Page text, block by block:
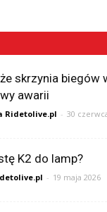
skrzynia biegów
awarii
Ridetolive.pl - 30
K2 do lamp?
- 19 maja 2026